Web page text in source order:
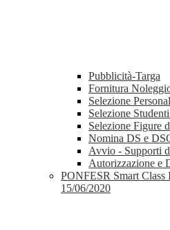
Pubblicità-Targa
Fornitura
Selezione
Selezione
Selezione Figure
Nomina DS e
Avvio - Supporti
Autorizzazione e
PONFESR Smart
15/06/2020